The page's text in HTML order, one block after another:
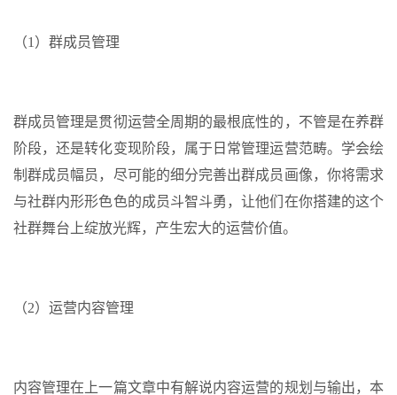
（1）群成员管理
群成员管理是贯彻运营全周期的最根底性的，不管是在养群
阶段，还是转化变现阶段，属于日常管理运营范畴。学会绘
制群成员幅员，尽可能的细分完善出群成员画像，你将需求
与社群内形形色色的成员斗智斗勇，让他们在你搭建的这个
社群舞台上绽放光辉，产生宏大的运营价值。
（2）运营内容管理
内容管理在上一篇文章中有解说内容运营的规划与输出，本